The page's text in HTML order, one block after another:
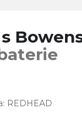
s
REDHEAD